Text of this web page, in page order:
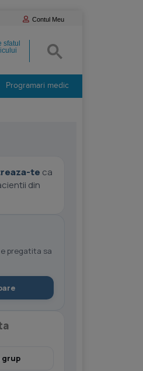
Contul Meu
sfatul
Programari medic
te ca
din
pregatita sa
grup